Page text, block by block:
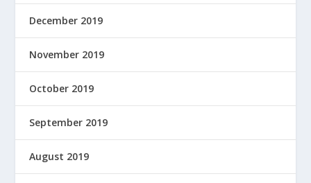
December 2019
November 2019
October 2019
September 2019
August 2019